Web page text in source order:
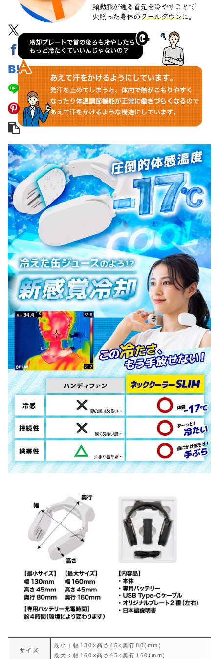
サイズ
最小：幅130×高さ45×奥行80(mm)
最大：幅160×高さ45×奥行160(mm)